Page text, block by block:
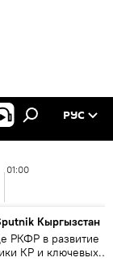
РУС
01:00
Кыргызстан
РКФР в развитие
КР и ключевых